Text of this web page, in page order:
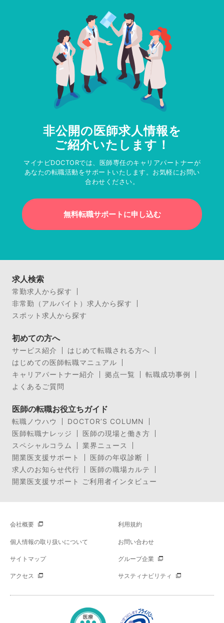
非公開の医師求人情報を
ご紹介いたします！
マイナビDOCTORでは、医師専任のキャリアパートナーが
あなたの転職活動をサポートいたします。お気軽にお問い
合わせください。
無料転職サポートに申し込む
求人検索
常勤求人から探す
非常勤（アルバイト）求人から探す
スポット求人から探す
初めての方へ
サービス紹介
はじめて転職される方へ
はじめての医師転職マニュアル
キャリアパートナー紹介
拠点一覧
転職成功事例
よくあるご質問
医師の転職お役立ちガイド
転職ノウハウ
DOCTOR’S COLUMN
医師転職ナレッジ
医師の現場と働き方
スペシャルコラム
業界ニュース
開業医支援サポート
医師の年収診断
求人のお知らせ代行
医師の職場カルテ
開業医支援サポート ご利用者インタビュー
会社概要 利用規約
個人情報の取り扱いについて お問い合わせ
サイトマップ グループ企業
アクセス サスティナビリティ